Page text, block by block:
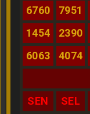
6760 7951
1454
2390
6063
4074
SEN
SEL